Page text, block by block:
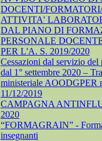
DOCENTI/
ATTIVITA'
DAL PIANO DI
PERSONALE
PER L'A. S. 2019/2020
Cessazioni dal servizio del
dal 1° settembre 2020 –
ministeriale AOODGPER
11/12/2019
CAMPAGNA
2020
“FORMAGRAIN” -
insegnanti